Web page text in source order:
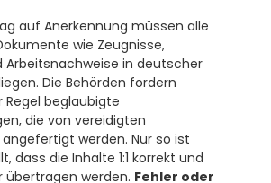
auf Anerkennung müssen alle
wie Zeugnisse,
Arbeitsnachweise in deutscher
Die Behörden fordern
Regel beglaubigte
die von vereidigten
werden. Nur so ist
dass die Inhalte 1:1 korrekt und
werden. Fehler oder